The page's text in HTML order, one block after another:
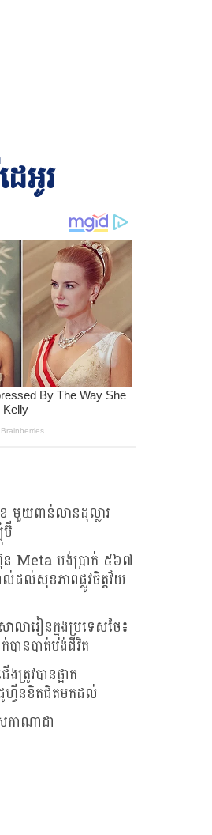
េអូរ
មួយពាន់លានដុល្លារ
ហ៊ុន Meta បង់ប្រាក់ ៥៦៧
ល់ដល់សុខភាពផ្លូវចិត្តវ័យ
លារៀនក្នុងប្រទេសថៃ៖
នបាត់បង់ជីវិត
រូវបានផ្អាក
វីនខិតជិតមកដល់
កាណាដា